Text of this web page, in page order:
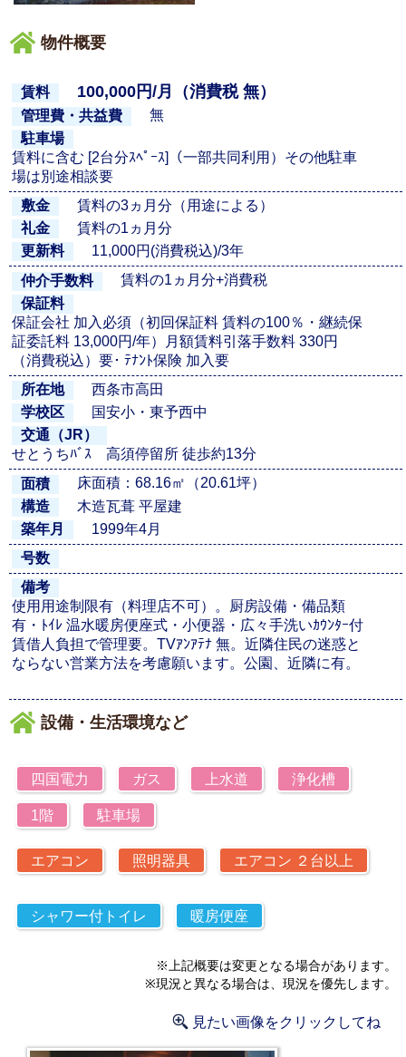
物件概要
賃料 100,000円/月（消費税 無）
管理費・共益費
無
駐車場
賃料に含む [2台分ｽﾍﾟｰｽ]（一部共同利用）その他駐車
場は別途相談要
敷金
賃料の3ヵ月分（用途による）
礼金
賃料の1ヵ月分
更新料
11,000円(消費税込)/3年
仲介手数料
賃料の1ヵ月分+消費税
保証料
保証会社 加入必須（初回保証料 賃料の100％・継続保
証委託料 13,000円/年）月額賃料引落手数料 330円
（消費税込）要･ ﾃﾅﾝﾄ保険 加入要
所在地
西条市高田
学校区
国安小・東予西中
交通（JR）
せとうちﾊﾞｽ 高須停留所 徒歩約13分
面積
床面積：68.16㎡（20.61坪）
構造
木造瓦葺 平屋建
築年月
1999年4月
号数
備考
使用用途制限有（料理店不可）。厨房設備・備品類
有・ﾄｲﾚ 温水暖房便座式・小便器・広々手洗いｶｳﾝﾀｰ付
賃借人負担で管理要。TVｱﾝｱﾃﾅ 無。近隣住民の迷惑と
ならない営業方法を考慮願います。公園、近隣に有。
設備・生活環境など
四国電力 ガス 上水道 浄化槽
1階 駐車場
エアコン 照明器具 エアコン ２台以上
シャワー付トイレ 暖房便座
※上記概要は変更となる場合があります。
※現況と異なる場合は、現況を優先します。
見たい画像をクリックしてね